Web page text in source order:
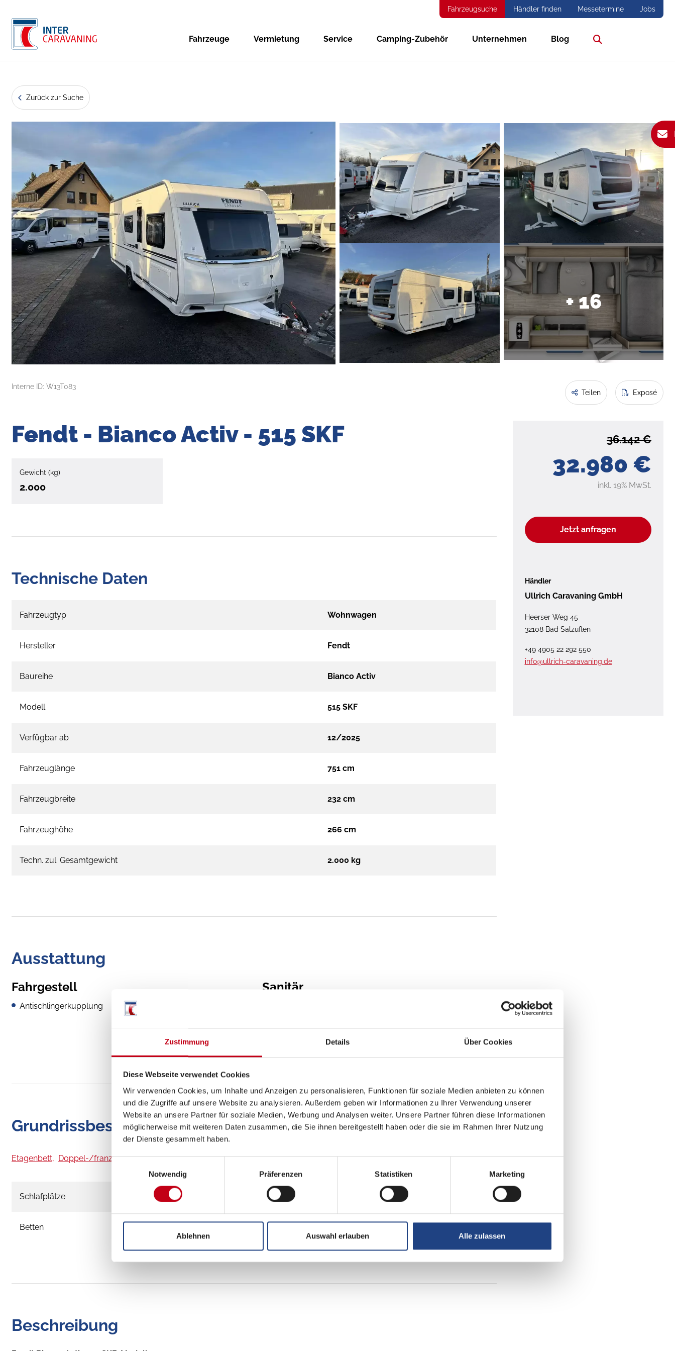
Zustimmung Details Über Cookies
Diese Webseite verwendet Cookies
Wir verwenden Cookies, um Inhalte und Anzeigen zu personalisieren, Funktionen für soziale Medien anbieten zu können
und die Zugriffe auf unsere Website zu analysieren. Außerdem geben wir Informationen zu Ihrer Verwendung unserer
Website an unsere Partner für soziale Medien, Werbung und Analysen weiter. Unsere Partner führen diese Informationen
möglicherweise mit weiteren Daten zusammen, die Sie ihnen bereitgestellt haben oder die sie im Rahmen Ihrer Nutzung
der Dienste gesammelt haben.
Einwilligungsauswahl
Notwendig
Präferenzen Statistiken Marketing
Ablehnen Auswahl erlauben Alle zulassen
Fahrzeugsuche Händler finden Messetermine Jobs
Fahrzeuge Vermietung Service Camping-Zubehör Unternehmen Blog
Zurück zur Suche
+ 16
Interne ID: W13T083
Teilen Exposé
32.980 €
36.142 €
inkl. 19% MwSt.
Jetzt anfragen
Händler
Ullrich Caravaning GmbH
Heerser Weg 45
32108 Bad Salzuflen
+49 4905 22 292 550
info@ullrich-caravaning.de
Fendt - Bianco Activ - 515 SKF
Gewicht (kg)
2.000
Technische Daten
Fahrzeugtyp Wohnwagen
Hersteller Fendt
Baureihe Bianco Activ
Modell 515 SKF
Verfügbar ab 12/2025
Fahrzeuglänge 751 cm
Fahrzeugbreite 232 cm
Fahrzeughöhe 266 cm
Techn. zul. Gesamtgewicht 2.000 kg
Ausstattung
Fahrgestell
Antischlingerkupplung
Sanitär
Grundrissbeschreibung
Etagenbett, Doppel-/franz. Bett ab 2 Schlafplätze
Schlafplätze 2
Betten
Beschreibung